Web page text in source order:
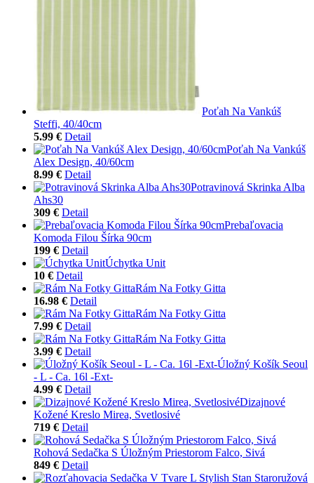
Poťah Na Vankúš
Steffi, 40/40cm
5.99 € Detail
Poťah Na Vankúš
Alex Design, 40/60cm
8.99 € Detail
Potravinová Skrinka Alba
Ahs30
309 € Detail
Prebaľovacia
Komoda Filou Šírka 90cm
199 € Detail
Úchytka Unit
10 € Detail
Rám Na Fotky Gitta
16.98 € Detail
Rám Na Fotky Gitta
7.99 € Detail
Rám Na Fotky Gitta
3.99 € Detail
Úložný Košík Seoul
- L - Ca. 16l -Ext-
4.99 € Detail
Dizajnové
Kožené Kreslo Mirea, Svetlosivé
719 € Detail
Rohová Sedačka S Úložným Priestorom Falco, Sivá
849 € Detail